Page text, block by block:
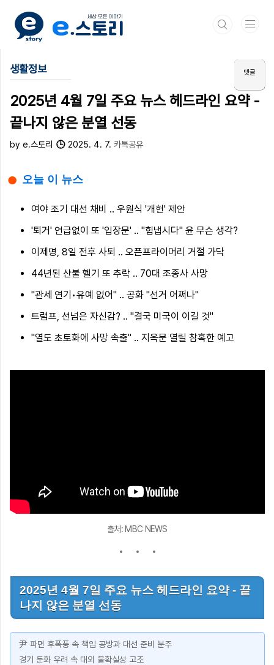
생활정보
2025년 4월 7일 주요 뉴스 헤드라인 요약 -
끝나지 않은 분열 선동
by e.스토리 2025. 4. 7. 카톡공유
오늘 이 뉴스
여야 조기 대선 채비 .. 우원식 '개헌' 제안
'퇴거' 언급없이 또 '입장문' .. "힘냅시다" 윤 무슨 생각?
이제명, 8일 전후 사퇴 .. 오픈프라이머리 거절 가닥
44년된 산불 헬기 또 추락 .. 70대 조종사 사망
"관세 연기•유예 없어" .. 공화 "선거 어쩌나"
트럼프, 선넘은 자신감? .. "결국 미국이 이길 것"
"열도 초토화에 사망 속출" .. 지옥문 열릴 참혹한 예고
출처: MBC NEWS
2025년 4월 7일 주요 뉴스 헤드라인 요약 - 끝
나지 않은 분열 선동
尹 파면 후폭풍 속 책임 공방과 대선 준비 분주
경기 둔화 우려 속 대외 불확실성 고조